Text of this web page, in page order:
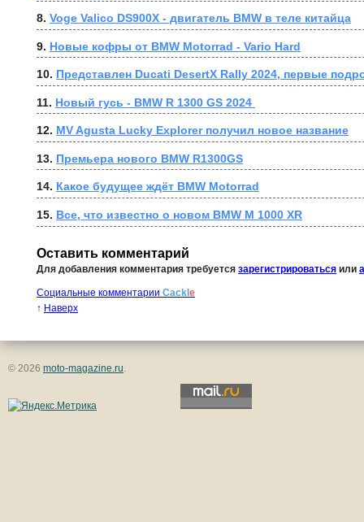
8. Voge Valico DS900X - двигатель BMW в теле китайца
9. Новые кофры от BMW Motorrad - Vario Hard
10. Представлен Ducati DesertX Rally 2024, первые
11. Новый гусь - BMW R 1300 GS 2024
12. MV Agusta Lucky Explorer получил новое название
13. Премьера нового BMW R1300GS
14. Какое будущее ждёт BMW Motorrad
15. Все, что известно о новом BMW M 1000 XR
Оставить комментарий
Для добавления комментария требуется зарегистрироваться или
Социальные комментарии Cackle
↑ Наверх
© 2026 moto-magazine.ru.